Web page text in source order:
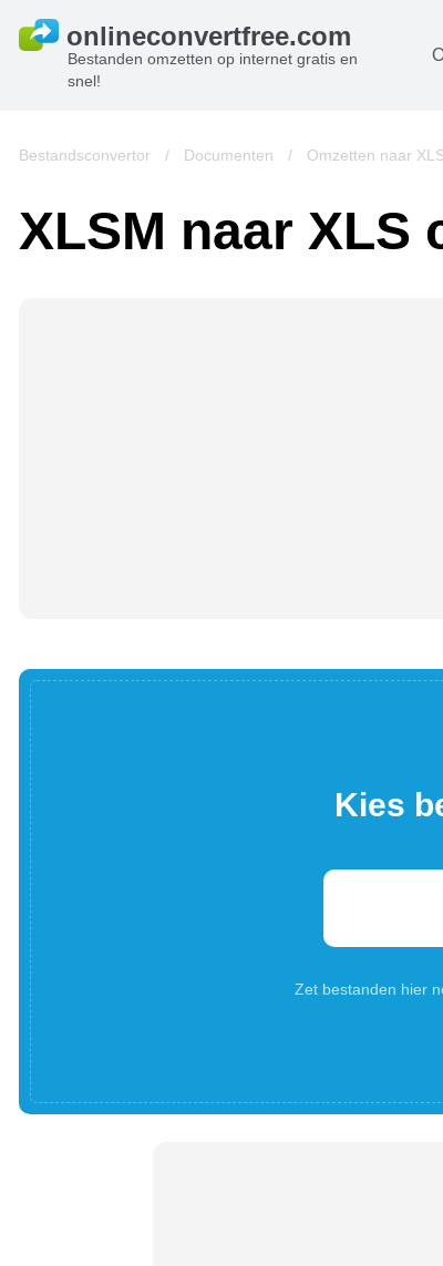
Bestanden omzetten op internet gratis en
snel!
Bestandsconvertor / Documenten / Omzetten naar
XLSM naar XLS
Kies
Zet bestanden hier